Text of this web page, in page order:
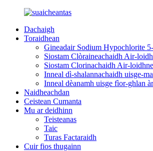
Dachaigh
Toraidhean
Gineadair Sodium Hypochlorite
Siostam Clòraineachaidh Air-
Siostam Clorinachaidh Air-
Inneal dì-shalannachaidh uisge-
Inneal dèanamh uisge fìor-ghlan
Naidheachdan
Ceistean Cumanta
Mu ar deidhinn
Teisteanas
Taic
Turas Factaraidh
Cuir fios thugainn